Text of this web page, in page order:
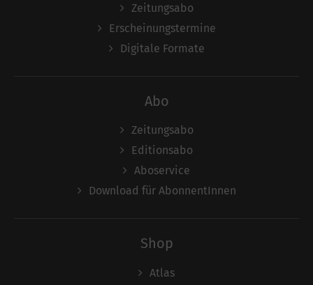
Zeitungsabo
Erscheinungstermine
Digitale Formate
Abo
Zeitungsabo
Editionsabo
Aboservice
Download für AbonnentInnen
Shop
Atlas